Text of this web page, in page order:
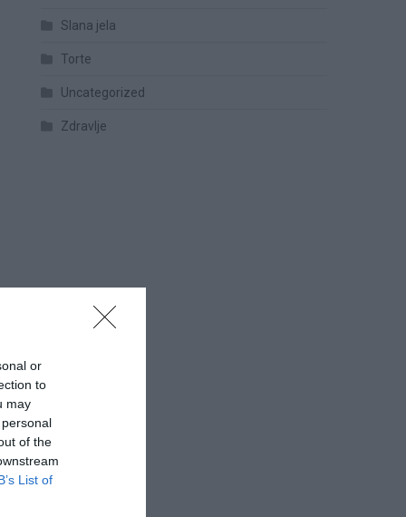
or
to
may
of the
List of
Slana jela
Torte
Uncategorized
Zdravlje